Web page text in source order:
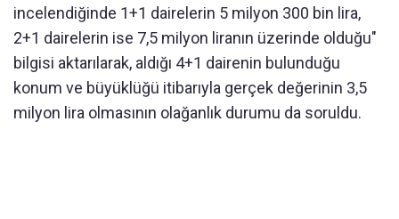
incelendiğinde 1+1 dairelerin 5 milyon 300 bin lira,
2+1 dairelerin ise 7,5 milyon liranın üzerinde olduğu"
bilgisi aktarılarak, aldığı 4+1 dairenin bulunduğu
konum ve büyüklüğü itibarıyla gerçek değerinin 3,5
milyon lira olmasının olağanlık durumu da soruldu.